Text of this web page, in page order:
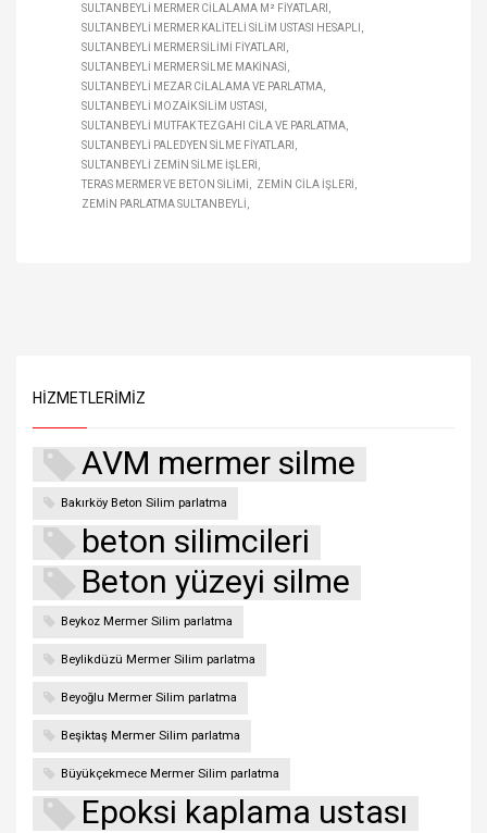
SULTANBEYLI MERMER CILALAMA M² FIYATLARI
SULTANBEYLI MERMER KALITELI SILIM USTASI HESAPLI
SULTANBEYLI MERMER SILIMI FIYATLARI
SULTANBEYLI MERMER SILME MAKINASI
SULTANBEYLI MEZAR CILALAMA VE PARLATMA
SULTANBEYLI MOZAIK SILIM USTASI
SULTANBEYLI MUTFAK TEZGAHI CILA VE PARLATMA
SULTANBEYLI PALEDYEN SILME FIYATLARI
SULTANBEYLI ZEMIN SILME IŞLERI
TERAS MERMER VE BETON SILIMI
ZEMIN CILA IŞLERI
ZEMIN PARLATMA SULTANBEYLI
HIZMETLERIMIZ
AVM mermer silme
Bakırköy Beton Silim parlatma
beton silimcileri
Beton yüzeyi silme
Beykoz Mermer Silim parlatma
Beylikdüzü Mermer Silim parlatma
Beyoğlu Mermer Silim parlatma
Beşiktaş Mermer Silim parlatma
Büyükçekmece Mermer Silim parlatma
Epoksi kaplama ustası